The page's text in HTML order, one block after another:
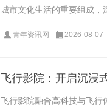
城市文化生活的重要组成，
青年资讯网 2026-08-07
飞行影院：开启沉浸
飞行影院融合高科技与飞行